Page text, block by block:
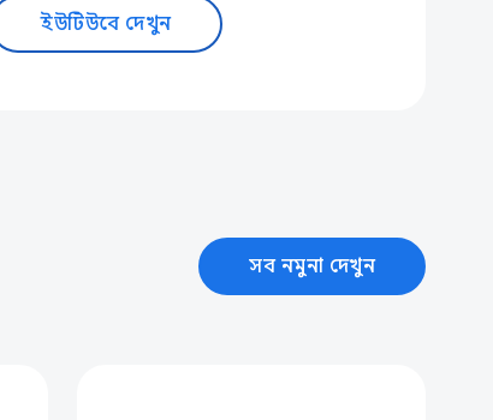
ইউটিউবে দেখুন
সব নমুনা দেখুন